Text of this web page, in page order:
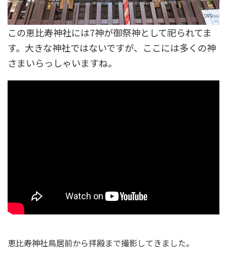
この恵比寿神社には7神が御祭神として祀られてま
す。大きな神社ではないですが、ここには多くの神
さまいらっしゃいますね。
恵比寿神社鳥居前から拝殿まで撮影してきました。